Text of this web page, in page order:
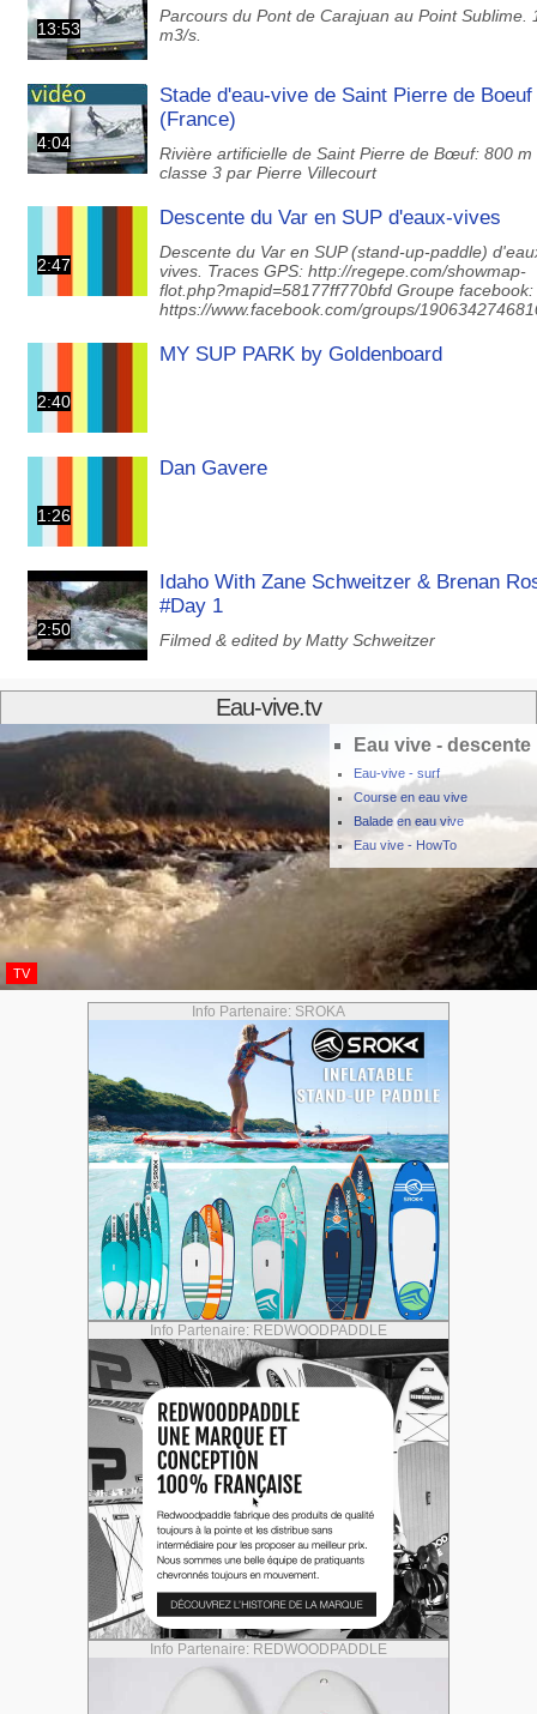
13:53
Parcours du Pont de Carajuan au Point Sublime.
m3/s.
4:04
Stade d'eau-vive de Saint Pierre de Boeuf
(France)
Rivière artificielle de Saint Pierre de Bœuf: 800 m
classe 3 par Pierre Villecourt
2:47
Descente du Var en SUP d'eaux-vives
Descente du Var en SUP (stand-up-paddle)
vives. Traces GPS: http://regepe.com/showmap-
flot.php?mapid=58177ff770bfd Groupe facebook:
https://www.facebook.com/groups/
2:40
MY SUP PARK by Goldenboard
1:26
Dan Gavere
2:50
Idaho With Zane Schweitzer & Brenan
#Day 1
Filmed & edited by Matty Schweitzer
Eau-vive.tv
Eau vive - descente
Eau-vive - surf
Course en eau vive
Balade en eau vive
Eau vive - HowTo
TV
Info Partenaire: SROKA
Info Partenaire: REDWOODPADDLE
Info Partenaire: REDWOODPADDLE